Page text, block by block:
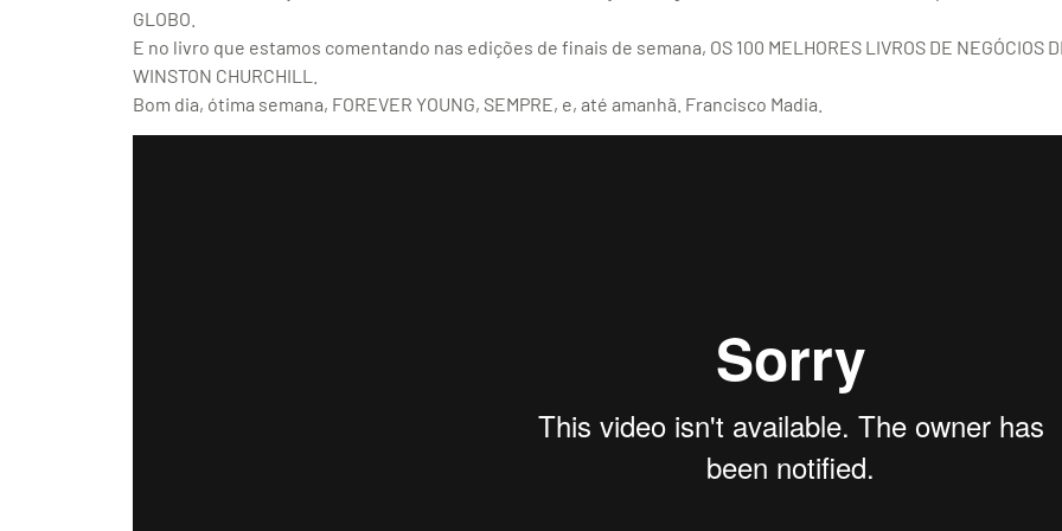
GLOBO.
E no livro que estamos comentando nas edições de finais de semana, OS 100 MELHORES LIVROS DE NEGÓCIOS
WINSTON CHURCHILL.
Bom dia, ótima semana, FOREVER YOUNG, SEMPRE, e, até amanhã. Francisco Madia.